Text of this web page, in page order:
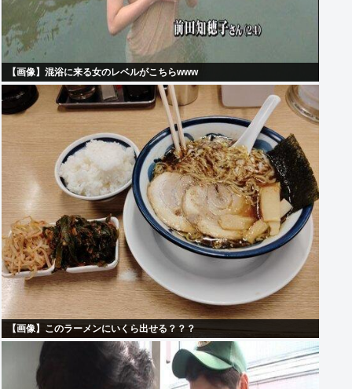
【画像】混浴に来る女のレベルがこちらwww
【画像】このラーメンにいくら出せる？？？